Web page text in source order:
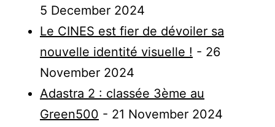
5 December 2024
Le CINES est fier de dévoiler sa
nouvelle identité visuelle ! - 26
November 2024
Adastra 2 : classée 3ème au
Green500 - 21 November 2024